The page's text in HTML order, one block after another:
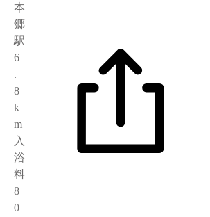
本
郷
駅
6
.
8
k
m
入
浴
料
8
0